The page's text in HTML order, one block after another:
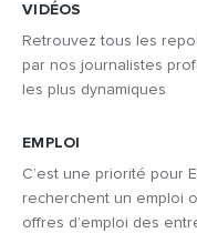
VIDÉOS
Retrouvez tous les
par nos journalistes
les plus dynamiques
EMPLOI
C’est une priorité pour
recherchent un emploi
offres d’emploi des